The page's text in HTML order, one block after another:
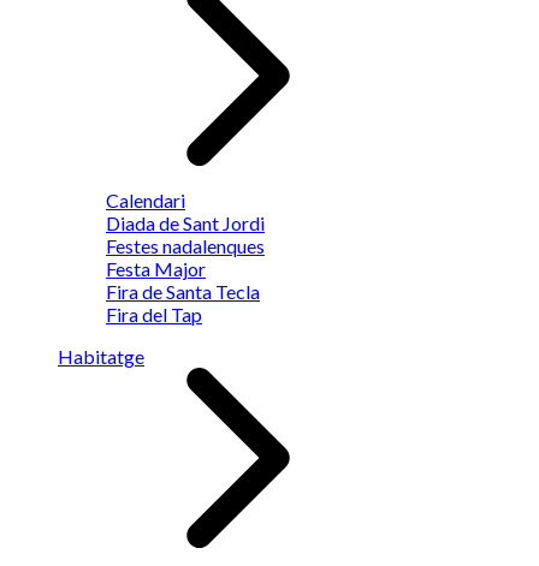
Calendari
Diada de Sant Jordi
Festes nadalenques
Festa Major
Fira de Santa Tecla
Fira del Tap
Habitatge